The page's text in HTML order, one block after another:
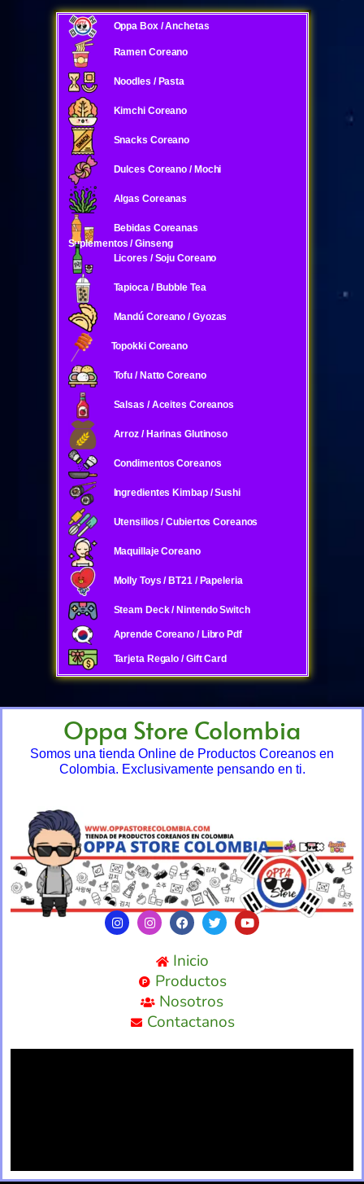
Oppa Box / Anchetas
Ramen Coreano
Noodles / Pasta
Kimchi Coreano
Snacks Coreano
Dulces Coreano / Mochi
Algas Coreanas
Bebidas Coreanas
Suplementos / Ginseng
Licores / Soju Coreano
Tapioca / Bubble Tea
Mandú Coreano / Gyozas
Topokki Coreano
Tofu / Natto Coreano
Salsas / Aceites Coreanos
Arroz / Harinas Glutinoso
Condimentos Coreanos
Ingredientes Kimbap / Sushi
Utensilios / Cubiertos Coreanos
Maquillaje Coreano
Molly Toys / BT21 / Papeleria
Steam Deck / Nintendo Switch
Aprende Coreano / Libro Pdf
Tarjeta Regalo / Gift Card
Oppa Store Colombia
Somos una tienda Online de Productos Coreanos en
Colombia. Exclusivamente pensando en ti.
Inicio
Productos
Nosotros
Contactanos